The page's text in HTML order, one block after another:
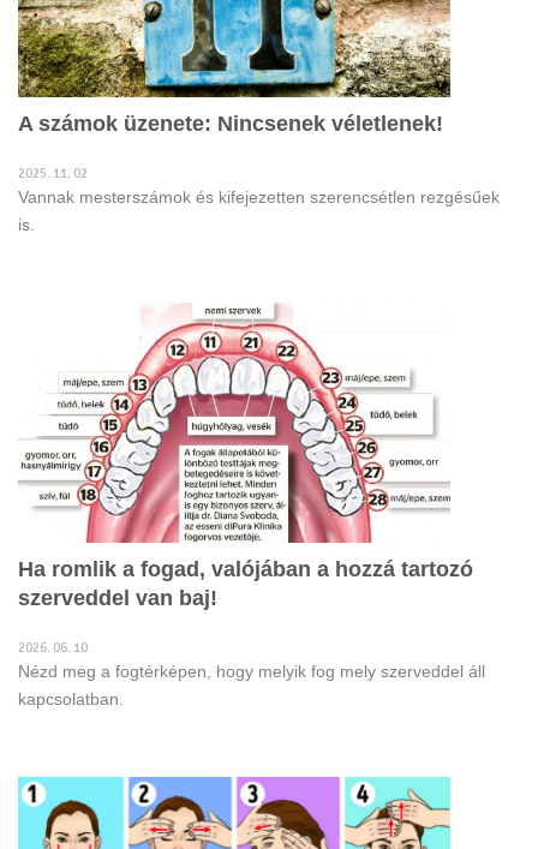
A számok üzenete: Nincsenek véletlenek!
2025. 11. 02
Vannak mesterszámok és kifejezetten szerencsétlen rezgésűek
is.
Ha romlik a fogad, valójában a hozzá tartozó
szerveddel van baj!
2026. 06. 10
Nézd meg a fogtérképen, hogy melyik fog mely szerveddel áll
kapcsolatban.